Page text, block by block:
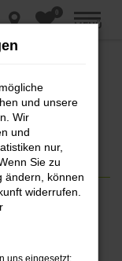
0
MENÜ
AN
und unsere
Wir
und
nur,
Sie zu
ändern, können
widerrufen.
uns eingesetzt: